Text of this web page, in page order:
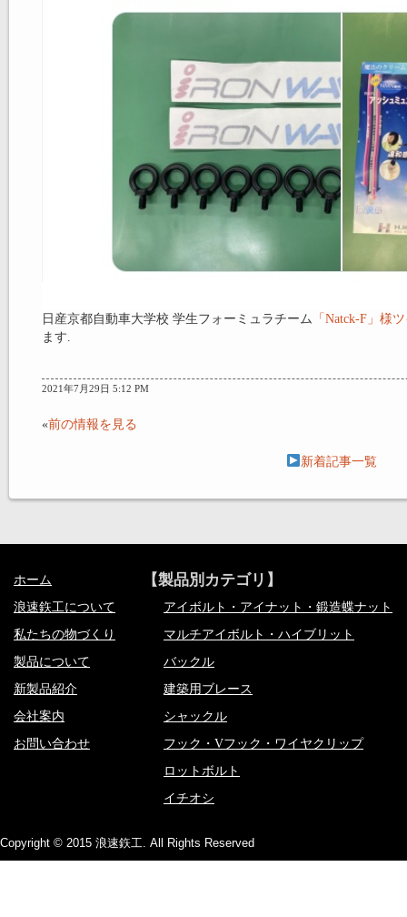
日産京都自動車大学校 学生フォーミュラチーム 「Natck-F」様
ます.
2021年7月29日 5:12 PM
«前の情報を見る
新着記事一覧
ホーム
浪速鉃工について
私たちの物づくり
製品について
新製品紹介
会社案内
お問い合わせ
【製品別カテゴリ】
アイボルト・アイナット・鍛造蝶ナット
マルチアイボルト・ハイブリット
バックル
建築用ブレース
シャックル
フック・Vフック・ワイヤクリップ
ロットボルト
イチオシ
Copyright © 2015 浪速鉃工. All Rights Reserved